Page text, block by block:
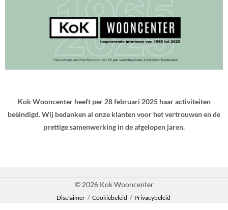
Kok Wooncenter heeft per 28 februari 2025 haar activiteiten
beëindigd. Wij bedanken al onze klanten voor het vertrouwen en de
prettige samenwerking in de afgelopen jaren.
© 2026 Kok Wooncenter
Disclaimer / Cookiebeleid / Privacybeleid